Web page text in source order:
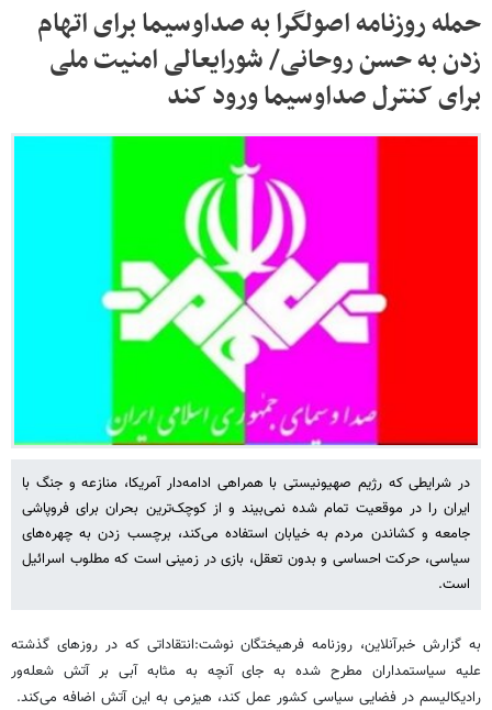
حمله روزنامه اصولگرا به صداوسیما برای اتهام
زدن به حسن روحانی/ شورایعالی امنیت ملی
برای کنترل صداوسیما ورود کند
در شرایطی که رژیم صهیونیستی با همراهی ادامه‌دار آمریکا، منازعه و جنگ با
ایران را در موقعیت تمام شده نمی‌بیند و از کوچک‌ترین بحران برای فروپاشی
جامعه و کشاندن مردم به خیابان استفاده می‌کند، برچسب‌ زدن به چهره‌های
سیاسی، حرکت احساسی و بدون تعقل، بازی در زمینی است که مطلوب اسرائیل
است.
به گزارش خبرآنلاین، روزنامه فرهیختگان نوشت:انتقاداتی که در روزهای گذشته
علیه سیاستمداران مطرح شده به جای آنچه به مثابه آبی بر آتش شعله‌ور
رادیکالیسم در فضایی سیاسی کشور عمل کند، هیزمی به این آتش اضافه می‌کند.